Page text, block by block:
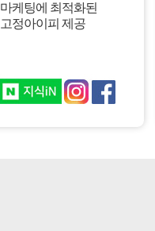
마케팅에 최적화된
고정아이피 제공